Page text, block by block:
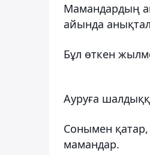
Мамандардың
айында
Бұл өткен
Ауруға
Сонымен қатар,
мамандар.